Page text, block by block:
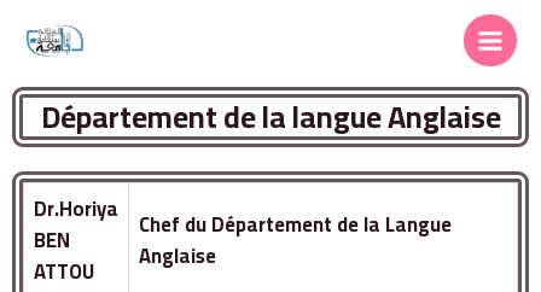
Département de la langue Anglaise
Dr.Horiya
BEN
ATTOU
Chef du Département de la Langue
Anglaise